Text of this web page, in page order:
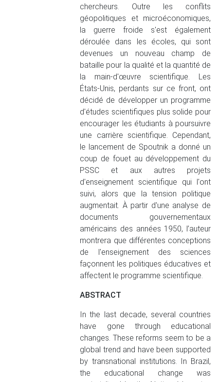
chercheurs. Outre les conflits
géopolitiques et microéconomiques,
la guerre froide s'est également
déroulée dans les écoles, qui sont
devenues un nouveau champ de
bataille pour la qualité et la quantité de
la main-d'œuvre scientifique. Les
États-Unis, perdants sur ce front, ont
décidé de développer un programme
d'études scientifiques plus solide pour
encourager les étudiants à poursuivre
une carrière scientifique. Cependant,
le lancement de Spoutnik a donné un
coup de fouet au développement du
PSSC et aux autres projets
d'enseignement scientifique qui l'ont
suivi, alors que la tension politique
augmentait. À partir d'une analyse de
documents gouvernementaux
américains des années 1950, l’auteur
montrera que différentes conceptions
de l'enseignement des sciences
façonnent les politiques éducatives et
affectent le programme scientifique.
ABSTRACT
In the last decade, several countries
have gone through educational
changes. These reforms seem to be a
global trend and have been supported
by transnational institutions. In Brazil,
the educational change was